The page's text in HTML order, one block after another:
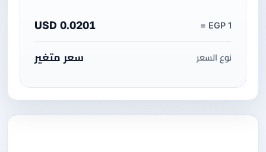
1 EGP =
0.0201 USD
نوع السعر سعر متغير